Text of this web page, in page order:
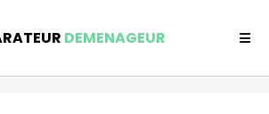
DEMENAGEUR
déménageur